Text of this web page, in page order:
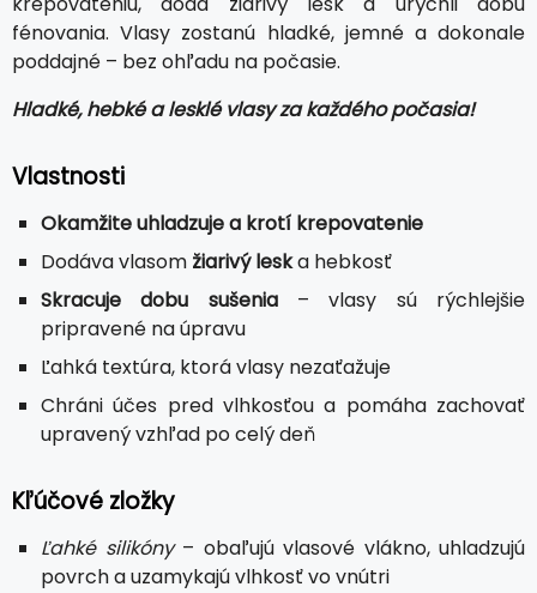
fénovania. Vlasy zostanú hladké, jemné a dokonale
poddajné – bez ohľadu na počasie.
Hladké, hebké a lesklé vlasy za každého počasia!
Vlastnosti
Okamžite uhladzuje a krotí krepovatenie
Dodáva vlasom žiarivý leska hebkosť
Skracuje dobu sušenia– vlasy sú rýchlejšie
pripravené na úpravu
Ľahká textúra, ktorá vlasy nezaťažuje
Chráni účes pred vlhkosťou a pomáha zachovať
upravený vzhľad po celý deň
Kľúčové zložky
Ľahké silikóny– obaľujú vlasové vlákno, uhladzujú
povrch a uzamykajú vlhkosť vo vnútri